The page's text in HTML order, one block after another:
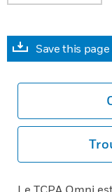
Save this
Le TCPA Omni